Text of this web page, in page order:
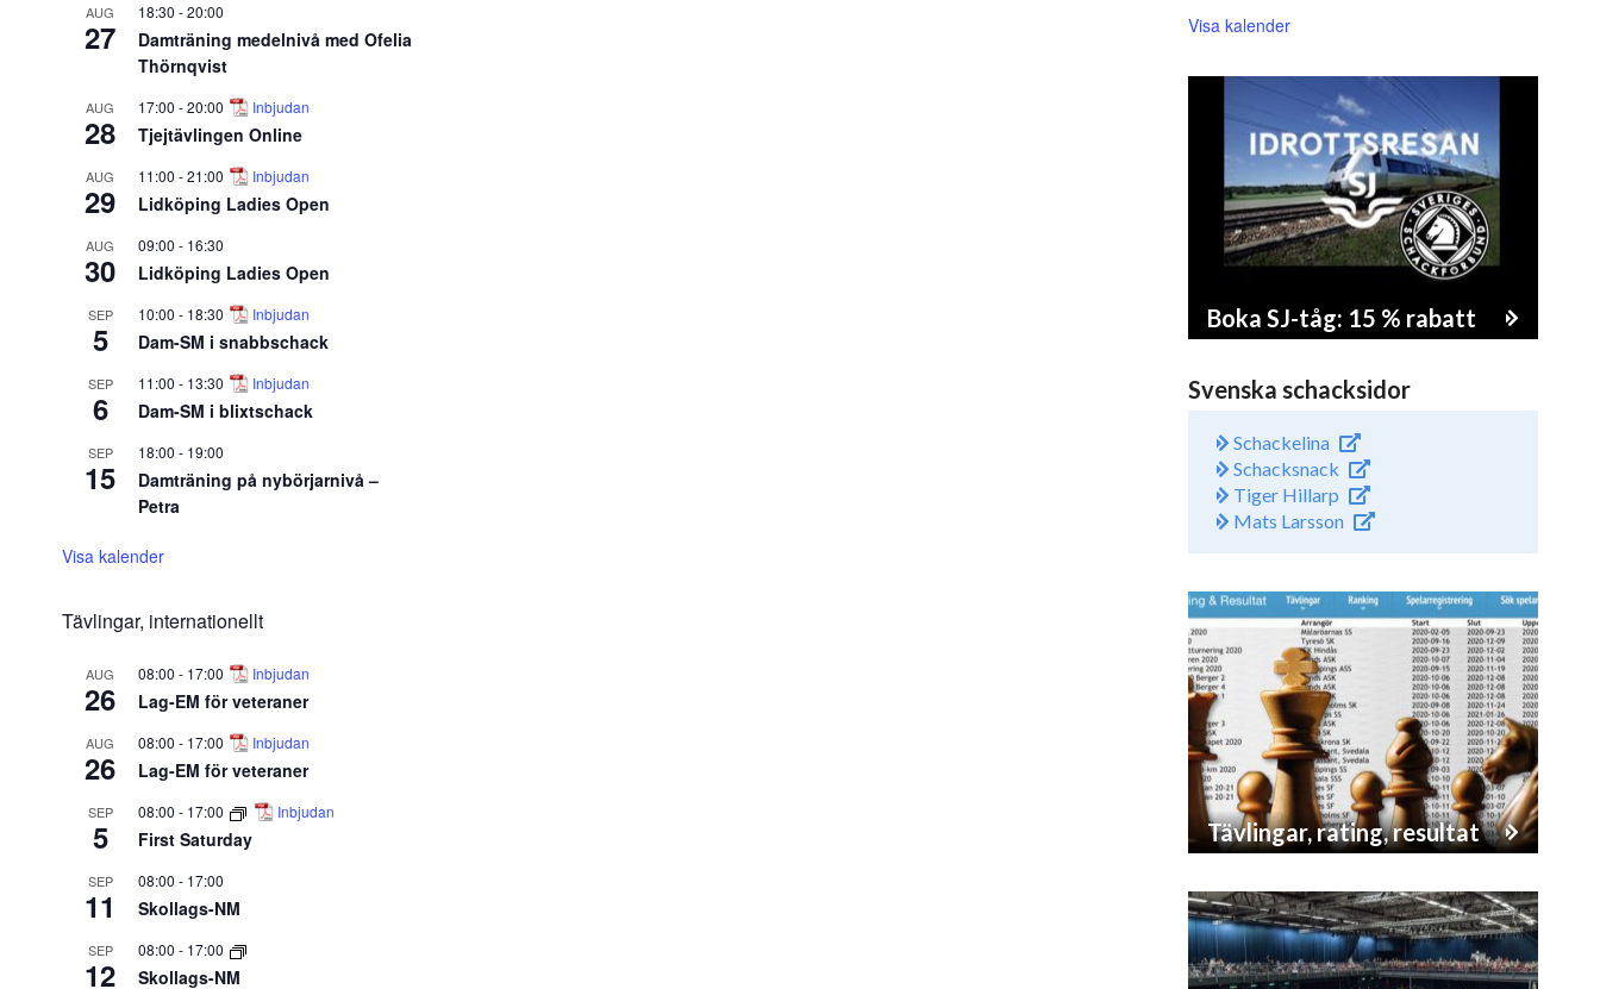
AUG
27
18:30 -20:00
Damträning medelnivå med Ofelia
Thörnqvist
AUG
28
17:00 -20:00 Inbjudan
Tjejtävlingen Online
AUG
29
11:00 -21:00 Inbjudan
Lidköping Ladies Open
AUG
30
09:00 - 16:30
Lidköping Ladies Open
SEP
5
10:00 - 18:30 Inbjudan
Dam-SM i snabbschack
SEP
6
11:00 - 13:30 Inbjudan
Dam-SM i blixtschack
SEP
15
18:00 - 19:00
Damträning på nybörjarnivå –
Petra
Visa kalender
Tävlingar, internationellt
AUG
26
08:00 - 17:00 Inbjudan
Lag-EM för veteraner
AUG
26
08:00 - 17:00 Inbjudan
Lag-EM för veteraner
SEP
5
08:00 - 17:00 Inbjudan
First Saturday
SEP
11
08:00 - 17:00
Skollags-NM
SEP
12
08:00 - 17:00
Skollags-NM
Visa kalender
Boka SJ-tåg: 15 % rabatt
Svenska schacksidor
Schackelina
Schacksnack
Tiger Hillarp
Mats Larsson
Tävlingar, rating, resultat